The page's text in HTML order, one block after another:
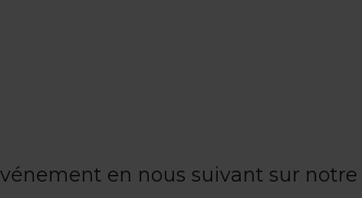
en nous suivant sur notre